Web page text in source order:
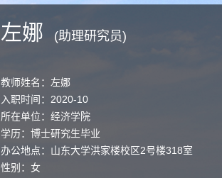
左娜 (助理研究员)
教师姓名：左娜
入职时间：2020-10
所在单位：经济学院
学历：博士研究生毕业
办公地点：山东大学洪家楼校区2号楼318室
性别：女